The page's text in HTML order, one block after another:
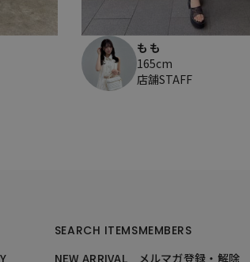
もも
165cm
店舗STAFF
SEARCH ITEMS
NEW ARRIVAL
MEMBERS
メルマガ登録・解除